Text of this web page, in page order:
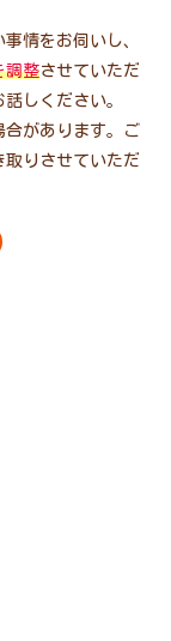
情をお伺いし、
調整させていただ
しください。
があります。ご
りさせていただ